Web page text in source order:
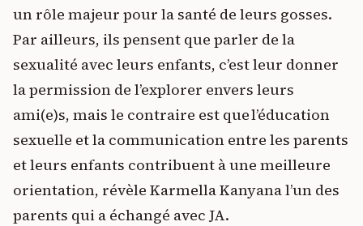
un rôle majeur pour la santé de leurs gosses.
Par ailleurs, ils pensent que parler de la
sexualité avec leurs enfants, c’est leur donner
la permission de l’explorer envers leurs
ami(e)s, mais le contraire est que l’éducation
sexuelle et la communication entre les parents
et leurs enfants contribuent à une meilleure
orientation, révèle Karmella Kanyana l’un des
parents qui a échangé avec JA.